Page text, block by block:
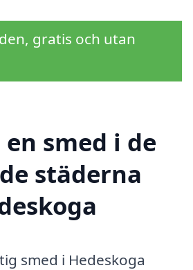
gratis och utan
smed i de
städerna
smed i Hedeskoga